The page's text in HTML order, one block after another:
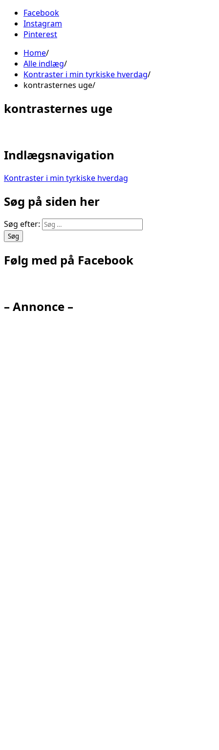
Facebook
Instagram
Pinterest
Home
Alle indlæg
Kontraster i min tyrkiske hverdag
kontrasternes uge
kontrasternes uge
Indlægsnavigation
Kontraster i min tyrkiske hverdag
Søg på siden her
Søg efter:
Følg med på Facebook
– Annonce –